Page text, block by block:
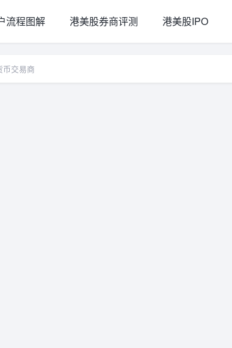
流程图解 港美股券商评测 港美股IPO
交易商